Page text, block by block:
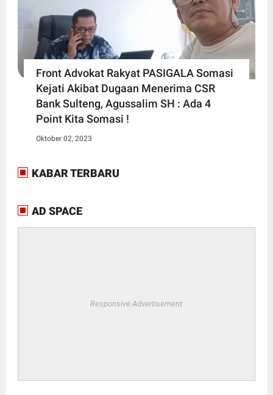
Front Advokat Rakyat PASIGALA Somasi
Kejati Akibat Dugaan Menerima CSR
Bank Sulteng, Agussalim SH : Ada 4
Point Kita Somasi !
Oktober 02, 2023
KABAR TERBARU
AD SPACE
Responsive Advertisement